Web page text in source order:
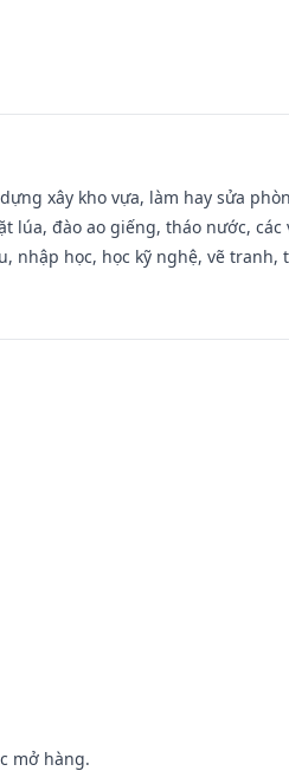
xây kho vựa, làm hay sửa
lúa, đào ao giếng, tháo nước,
nhập học, học kỹ nghệ, vẽ tranh,
mở hàng.